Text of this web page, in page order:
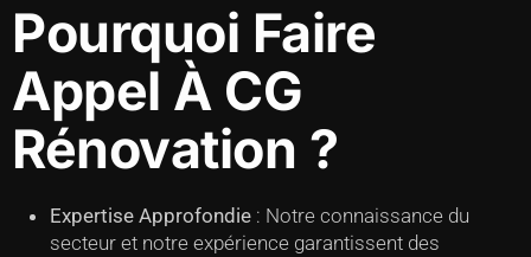
Pourquoi Faire
Appel À CG
Rénovation ?
Expertise Approfondie : Notre connaissance du
secteur et notre expérience garantissent des